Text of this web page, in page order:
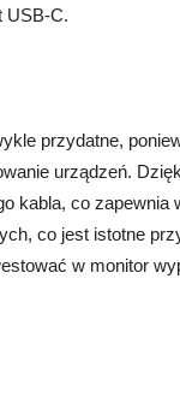
USB-C.
przydatne,
urządzeń.
kabla, co
co jest istotne
w monitor